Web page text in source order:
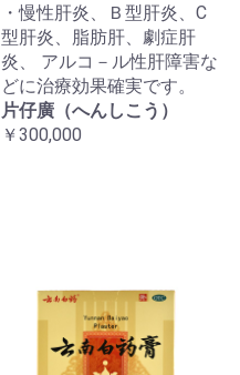
・慢性肝炎、Ｂ型肝炎、C
型肝炎、脂肪肝、劇症肝
炎、 アルコ－ル性肝障害な
どに治療効果確実です。
片仔廣（へんしこう）
￥300,000